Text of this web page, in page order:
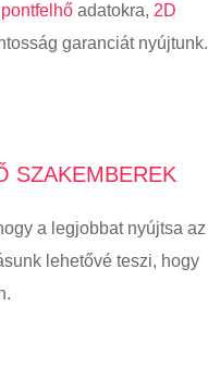
adatokra, 2D
garanciát nyújtunk.
SZAKEMBEREK
a legjobbat nyújtsa az
lehetővé teszi, hogy